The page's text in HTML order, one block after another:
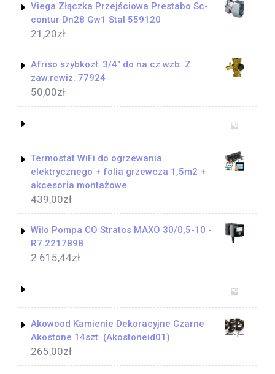
Viega Złączka Przejściowa Prestabo Sc-
contur Dn28 Gw1 Stal 559120
21,20zł
Afriso szybkozł. 3/4" do na cz.wzb. Z
zaw.rewiz. 77924
50,00zł
Termostat WiFi do ogrzewania
elektrycznego + folia grzewcza 1,5m2 +
akcesoria montażowe
439,00zł
Wilo Pompa CO Stratos MAXO 30/0,5-10 -
R7 2217898
2 615,44zł
Akowood Kamienie Dekoracyjne Czarne
Akostone 14szt. (Akostoneid01)
265,00zł